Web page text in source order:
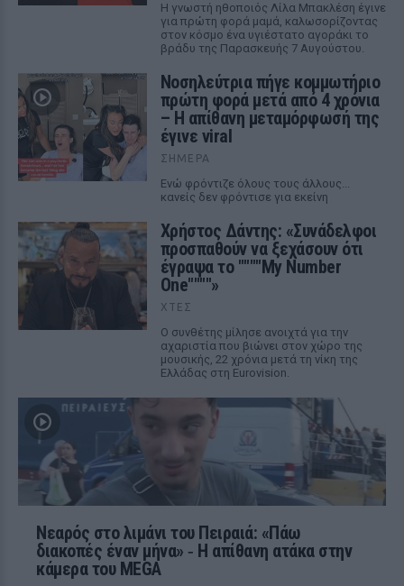
Η γνωστή ηθοποιός Λίλα Μπακλέση έγινε
για πρώτη φορά μαμά, καλωσορίζοντας
στον κόσμο ένα υγιέστατο αγοράκι το
βράδυ της Παρασκευής 7 Αυγούστου.
Νοσηλεύτρια πήγε κομμωτήριο
πρώτη φορά μετά από 4 χρόνια
– Η απίθανη μεταμόρφωσή της
έγινε viral
ΣΉΜΕΡΑ
Ενώ φρόντιζε όλους τους άλλους...
κανείς δεν φρόντισε για εκείνη
Χρήστος Δάντης: «Συνάδελφοι
προσπαθούν να ξεχάσουν ότι
έγραψα το """"My Number
One""""»
ΧΤΕΣ
Ο συνθέτης μίλησε ανοιχτά για την
αχαριστία που βιώνει στον χώρο της
μουσικής, 22 χρόνια μετά τη νίκη της
Ελλάδας στη Eurovision.
Νεαρός στο λιμάνι του Πειραιά: «Πάω
διακοπές έναν μήνα» ‑ Η απίθανη ατάκα στην
κάμερα του MEGA